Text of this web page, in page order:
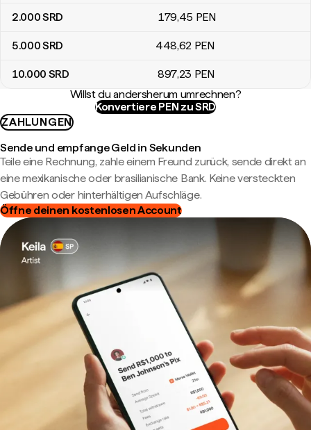
2.000SRD 179,45 PEN
5.000SRD 448,62 PEN
10.000 SRD 897,23 PEN
Willst du andersherum umrechnen?
Konvertiere PEN zu SRD
ZAHLUNGEN
Sende und empfange Geld in Sekunden
Teile eine Rechnung, zahle einem Freund zurück, sende direkt an
eine mexikanische oder brasilianische Bank. Keine versteckten
Gebühren oder hinterhältigen Aufschläge.
Öffne deinen kostenlosen Account